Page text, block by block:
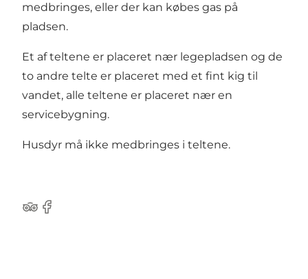
medbringes, eller der kan købes gas på
pladsen.
Et af teltene er placeret nær legepladsen og de
to andre telte er placeret med et fint kig til
vandet, alle teltene er placeret nær en
servicebygning.
Husdyr må ikke medbringes i teltene.
Tripadvisor
Facebook